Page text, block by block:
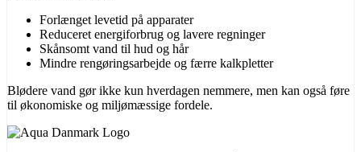
Forlænget levetid på apparater
Reduceret energiforbrug og lavere regninger
Skånsomt vand til hud og hår
Mindre rengøringsarbejde og færre kalkpletter
Blødere vand gør ikke kun hverdagen nemmere, men kan også føre
til økonomiske og miljømæssige fordele.